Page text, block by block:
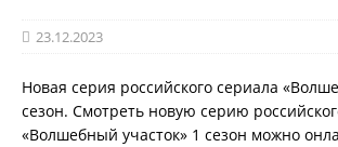
23.12.2023
Новая серия российского сериала
сезон. Смотреть новую серию
«Волшебный участок» 1 сезон можно